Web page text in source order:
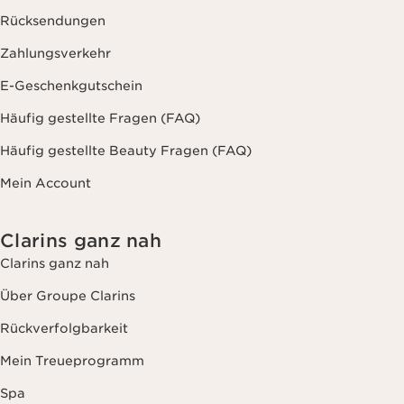
Rücksendungen
Zahlungsverkehr
E-Geschenkgutschein
Häufig gestellte Fragen (FAQ)
Häufig gestellte Beauty Fragen (FAQ)
Mein Account
Clarins ganz nah
Clarins ganz nah
Über Groupe Clarins
Rückverfolgbarkeit
Mein Treueprogramm
Spa